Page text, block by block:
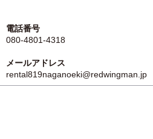
電話番号
080-4801-4318
メールアドレス
rental819naganoeki@redwingman.jp